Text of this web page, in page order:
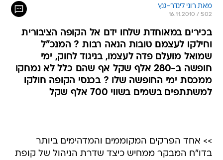
מאת רוני לינדר-גנץ
16.11.2010 / 5:02
בכירים במאוחדת שלחו ידם אל הקופה הציבורית
וחילקו לעצמם טובות הנאה רבות ? המנכ"ל
שמואל מועלם פדה לעצמו, בניגוד לחוק, ימי
חופשה ב-280 אלף שקל אף שהם כלל לא נמחקו
ממכסת ימי החופשה שלו ? בכנסי הקופה חולקו
למשתתפים בשמים בשווי 700 אלף שקל
>> אחד הפרקים המקוממים והמדהימים ביותר
בדו"ח המבקר ממחיש כיצד שדרת הניהול של קופת